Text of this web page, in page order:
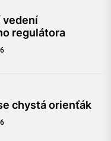
vedení
regulátora
chystá orienťák